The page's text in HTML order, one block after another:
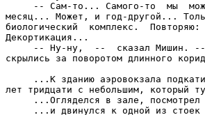
-- Сам-то... Самого-то  мы
месяц... Может, и год-другой...
биологический  комплекс.
Декортикация...
-- Ну-ну,  --  сказал Мишин.
скрылись за поворотом длинного
...К зданию аэровокзала
лет тридцати с небольшим, который
...Огляделся в зале,
...и двинулся к одной из стоек